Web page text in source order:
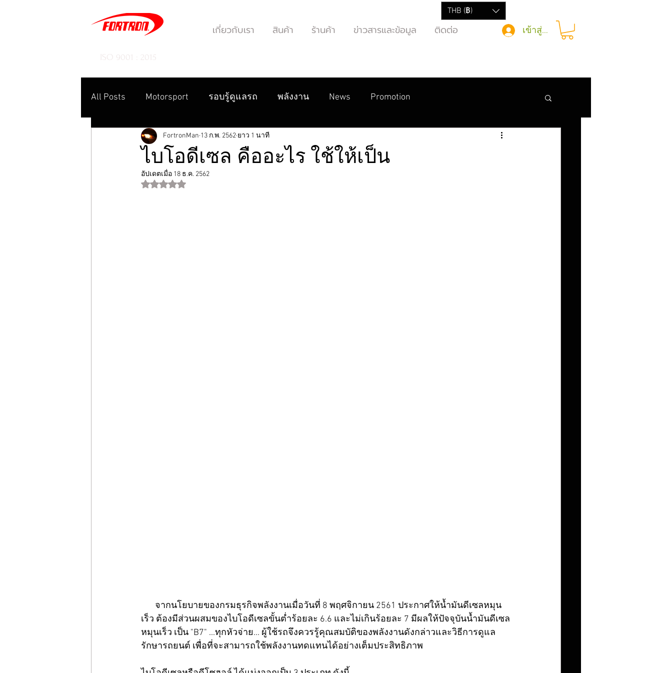
เกี่ยวกับเรา สินค้า ร้านค้า ข่าวสารและข้อมูล ติดต่อ
THB (฿)
เข้าสู่ระบบ
ISO 9001 : 2015
All Posts Motorsport รอบรู้ดูแลรถ พลังงาน News Promotion
ไบโอดีเซล คืออะไร ใช้ให้เป็น
FortronMan 13 ก.พ. 2562 ยาว 1 นาที
อัปเดตเมื่อ 18 ธ.ค. 2562
ได้รับ NaN เต็ม 5 ดาว
เร็ว ต้องมีส่วนผสมของไบโอดีเซลขั้นต่ำร้อยละ 6.6 และไม่เกินร้อยละ 7 มีผลให้ปัจจุบันน้ำมันดีเซล
หมุนเร็ว เป็น "B7" ...ทุกหัวจ่าย... ผู้ใช้รถจึงควรรู้คุณสมบัติของพลังงานดังกล่าวและวิธีการดูแล
รักษารถยนต์ เพื่อที่จะสามารถใช้พลังงานทดแทนได้อย่างเต็มประสิทธิภาพ